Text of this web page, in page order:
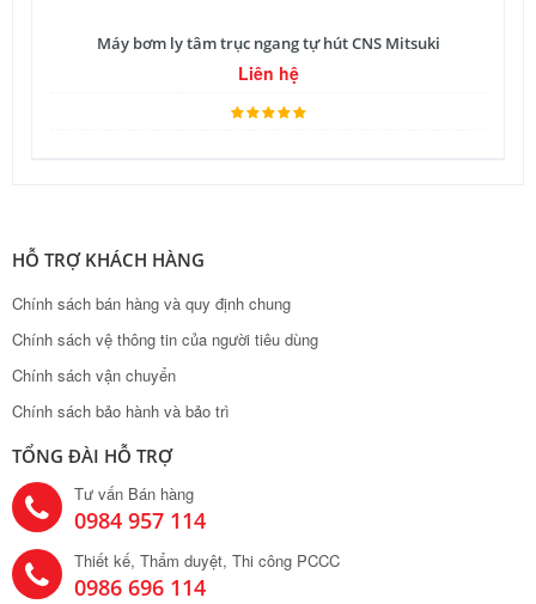
Máy bơm ly tâm trục ngang tự hút CNS Mitsuki
Liên hệ
HỖ TRỢ KHÁCH HÀNG
Chính sách bán hàng và quy định chung
Chính sách vệ thông tin của người tiêu dùng
Chính sách vận chuyển
Chính sách bảo hành và bảo trì
TỔNG ĐÀI HỖ TRỢ
Tư vấn Bán hàng
0984 957 114
Thiết kế, Thẩm duyệt, Thi công PCCC
0986 696 114